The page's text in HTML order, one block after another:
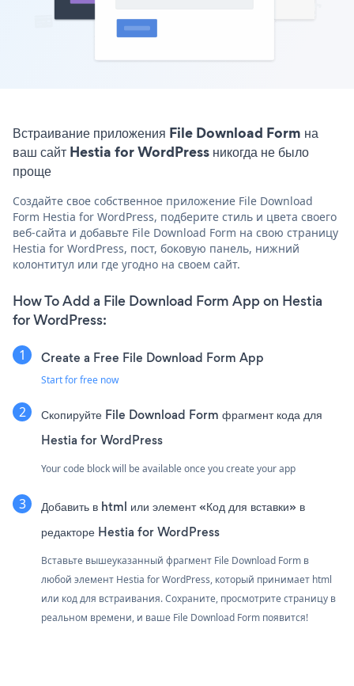
Встраивание приложения File Download Form на
ваш сайт Hestia for WordPress никогда не было
проще
Создайте свое собственное приложение File Download
Form Hestia for WordPress, подберите стиль и цвета своего
веб-сайта и добавьте File Download Form на свою страницу
Hestia for WordPress, пост, боковую панель, нижний
колонтитул или где угодно на своем сайт.
How To Add a File Download Form App on Hestia
for WordPress:
Create a Free File Download Form App
Start for free now
Скопируйте File Download Form фрагмент кода для
Hestia for WordPress
Your code block will be available once you create your app
Добавить в html или элемент «Код для вставки» в
редакторе Hestia for WordPress
Вставьте вышеуказанный фрагмент File Download Form в
любой элемент Hestia for WordPress, который принимает html
или код для встраивания. Сохраните, просмотрите страницу в
реальном времени, и ваше File Download Form появится!